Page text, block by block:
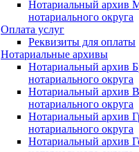
Нотариальный архив
нотариального округа
Оплата услуг
Реквизиты для оплаты
Нотариальные архивы
Нотариальный архив
нотариального округа
Нотариальный архив
нотариального округа
Нотариальный архив
нотариального округа
Нотариальный архив